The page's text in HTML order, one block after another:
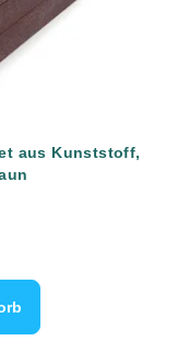
aus Kunststoff,